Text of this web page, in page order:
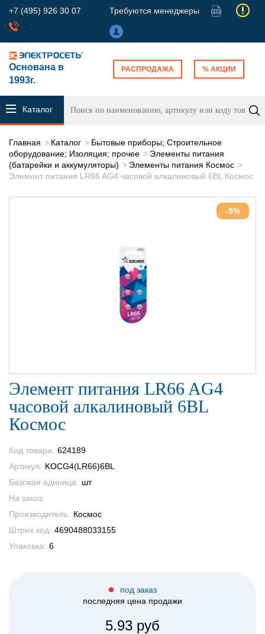
+7 (495) 926 30 07 Требуются менеджеры
Основана в
1993г.
РАСПРОДАЖА % АКЦИИ
Каталог
Главная Каталог
Бытовые приборы; Строительное
оборудование; Изоляция; прочее
Элементы питания
(батарейки и аккумуляторы)
Элементы питания Космос
Элемент питания LR66 AG4 часовой алкалиновый 6BL Космос
-5%
Элемент питания LR66 AG4
часовой алкалиновый 6BL
Космос
Код товара: 624189
Артикул: KOCG4(LR66)6BL
Базовая единица: шт
На заказ:
Производитель: Космос
Штрих код: 4690488033155
Упаковка: 6
под заказ
последняя цена продажи
5.93 руб